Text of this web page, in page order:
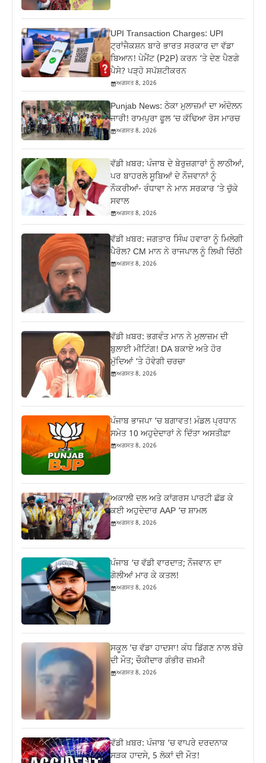
UPI Transaction Charges: UPI
ਟ੍ਰਾਂਜੈਕਸ਼ਨ ਬਾਰੇ ਭਾਰਤ ਸਰਕਾਰ ਦਾ ਵੱਡਾ
ਬਿਆਨ! ਪੇਮੈਂਟ (P2P) ਕਰਨ ‘ਤੇ ਦੇਣ ਪੈਣਗੇ
ਪੈਸੇ? ਪੜ੍ਹੋ ਸਪੱਸ਼ਟੀਕਰਨ
ਅਗਸਤ 8, 2026
Punjab News: ਠੇਕਾ ਮੁਲਾਜ਼ਮਾਂ ਦਾ ਅੰਦੋਲਨ
ਜਾਰੀ! ਰਾਮਪੁਰਾ ਫੂਲ ‘ਚ ਕੱਢਿਆ ਰੋਸ ਮਾਰਚ
ਅਗਸਤ 8, 2026
ਵੱਡੀ ਖ਼ਬਰ: ਪੰਜਾਬ ਦੇ ਬੇਰੁਜ਼ਗਾਰਾਂ ਨੂੰ ਲਾਠੀਆਂ,
ਪਰ ਬਾਹਰਲੇ ਸੂਬਿਆਂ ਦੇ ਨੌਜਵਾਨਾਂ ਨੂੰ
ਨੌਕਰੀਆਂ- ਰੰਧਾਵਾ ਨੇ ਮਾਨ ਸਰਕਾਰ ‘ਤੇ ਚੁੱਕੇ
ਸਵਾਲ
ਅਗਸਤ 8, 2026
ਵੱਡੀ ਖ਼ਬਰ: ਜਗਤਾਰ ਸਿੰਘ ਹਵਾਰਾ ਨੂੰ ਮਿਲੇਗੀ
ਪੈਰੋਲ? CM ਮਾਨ ਨੇ ਰਾਜਪਾਲ ਨੂੰ ਲਿਖੀ ਚਿੱਠੀ
ਅਗਸਤ 8, 2026
ਵੱਡੀ ਖ਼ਬਰ: ਭਗਵੰਤ ਮਾਨ ਨੇ ਮੁਲਾਜ਼ਮ ਦੀ
ਬੁਲਾਈ ਮੀਟਿੰਗ! DA ਬਕਾਏ ਅਤੇ ਹੋਰ
ਮੁੱਦਿਆਂ ‘ਤੇ ਹੋਵੇਗੀ ਚਰਚਾ
ਅਗਸਤ 8, 2026
ਪੰਜਾਬ ਭਾਜਪਾ ‘ਚ ਬਗਾਵਤ! ਮੰਡਲ ਪ੍ਰਧਾਨ
ਸਮੇਤ 10 ਅਹੁਦੇਦਾਰਾਂ ਨੇ ਦਿੱਤਾ ਅਸਤੀਫ਼ਾ
ਅਗਸਤ 8, 2026
ਅਕਾਲੀ ਦਲ ਅਤੇ ਕਾਂਗਰਸ ਪਾਰਟੀ ਛੱਡ ਕੇ
ਕਈ ਅਹੁਦੇਦਾਰ AAP ‘ਚ ਸ਼ਾਮਲ
ਅਗਸਤ 8, 2026
ਪੰਜਾਬ ‘ਚ ਵੱਡੀ ਵਾਰਦਾਤ; ਨੌਜਵਾਨ ਦਾ
ਗੋਲੀਆਂ ਮਾਰ ਕੇ ਕਤਲ!
ਅਗਸਤ 8, 2026
ਸਕੂਲ ’ਚ ਵੱਡਾ ਹਾਦਸਾ! ਕੰਧ ਡਿੱਗਣ ਨਾਲ ਬੱਚੇ
ਦੀ ਮੌਤ; ਚੌਕੀਦਾਰ ਗੰਭੀਰ ਜ਼ਖ਼ਮੀ
ਅਗਸਤ 8, 2026
ਵੱਡੀ ਖ਼ਬਰ: ਪੰਜਾਬ ‘ਚ ਵਾਪਰੇ ਦਰਦਨਾਕ
ਸੜਕ ਹਾਦਸੇ, 5 ਲੋਕਾਂ ਦੀ ਮੌਤ!